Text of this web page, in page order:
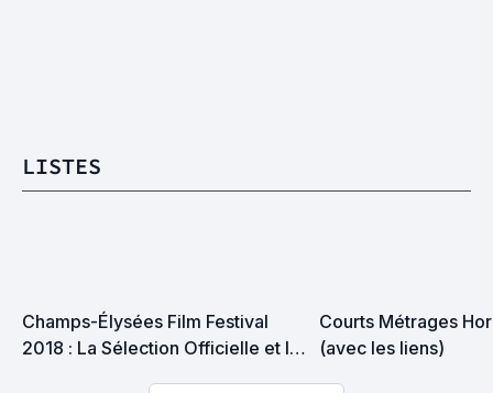
LISTES
Champs-Élysées Film Festival
2018 : La Sélection Officielle et le
Courts Métrages
(avec les liens)